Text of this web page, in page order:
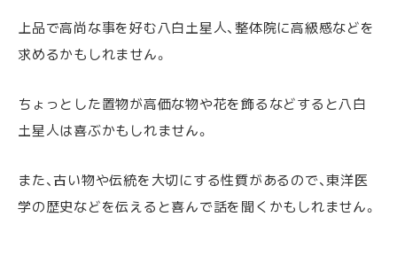
上品で高尚な事を好む八白土星人、整体院に高級感などを
求めるかもしれません。
ちょっとした置物が高価な物や花を飾るなどすると八白
土星人は喜ぶかもしれません。
また、古い物や伝統を大切にする性質があるので、東洋医
学の歴史などを伝えると喜んで話を聞くかもしれません。